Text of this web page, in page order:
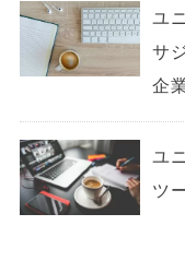
ユ
サ
企
ユ
ツ